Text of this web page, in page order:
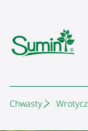
Chwasty Wrotycz